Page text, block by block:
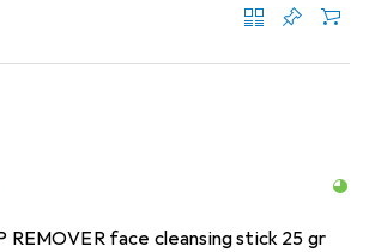
REMOVER face cleansing stick 25 gr